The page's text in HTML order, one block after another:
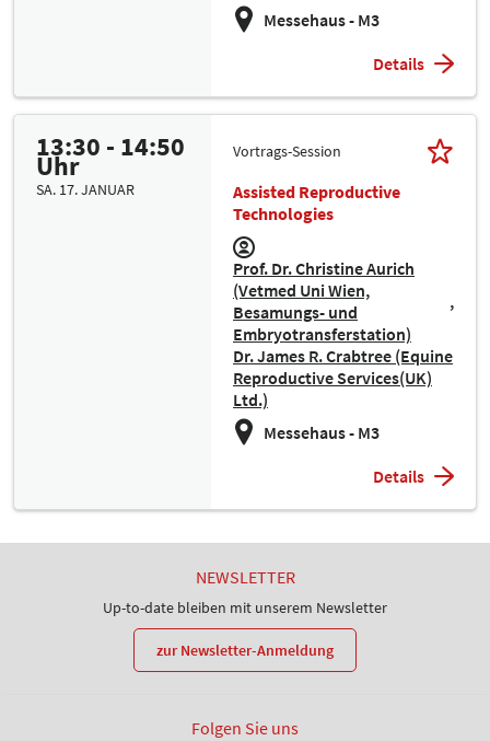
Messehaus - M3
Details
13:30 - 14:50
Uhr
SA. 17. JANUAR
Vortrags-Session
Assisted Reproductive
Technologies
Prof. Dr. Christine Aurich
(Vetmed Uni Wien,
Besamungs- und
Embryotransferstation)
Dr. James R. Crabtree (Equine
Reproductive Services(UK)
Ltd.)
Messehaus - M3
Details
NEWSLETTER
Up-to-date bleiben mit unserem Newsletter
zur Newsletter-Anmeldung
Folgen Sie uns